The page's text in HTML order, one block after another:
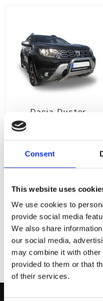
Consent
This website uses
We use cookies to
provide social media
We also share
our social media,
may combine it with other
provided to them or that
of their services.
Dacia Duster
Modellanpassat
Osram FX500CB
G2
Modellanpassat Extraljus
Kit - Osram FX500CB G2
KÖP